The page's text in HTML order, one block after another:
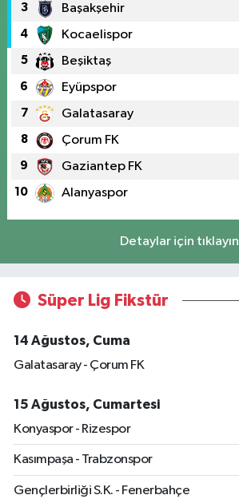
3 Başakşehir
4 Kocaelispor
5 Beşiktaş
6 Eyüpspor
7 Galatasaray
8 Çorum FK
9 Gaziantep FK
10 Alanyaspor
Detaylar için tıklayın
Süper Lig Fikstür
14 Ağustos, Cuma
Galatasaray - Çorum FK
15 Ağustos, Cumartesi
Konyaspor - Rizespor
Kasımpaşa - Trabzonspor
Gençlerbirliği S.K. - Fenerbahçe